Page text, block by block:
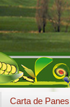
Carta de Panes